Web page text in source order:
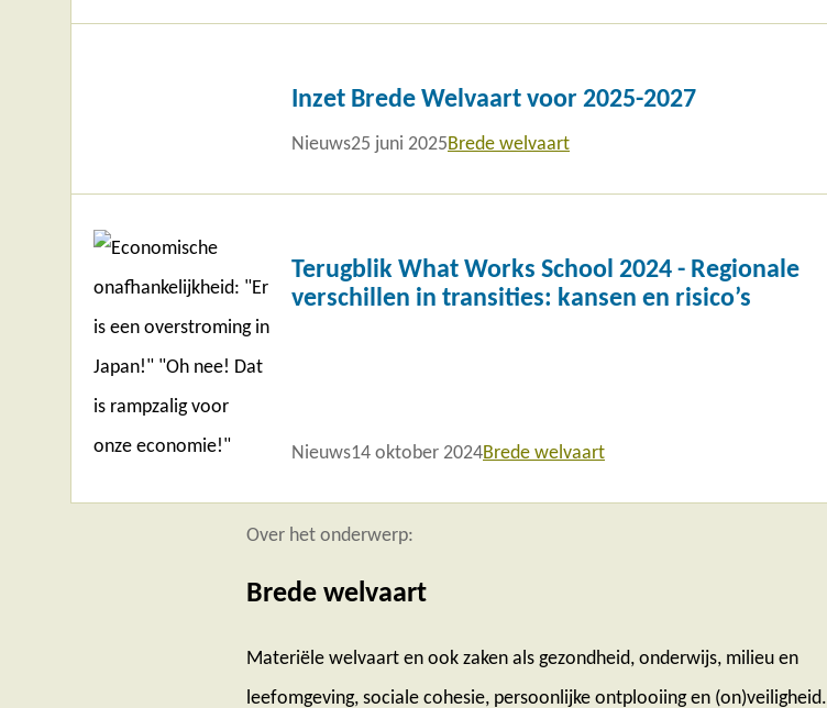
Inzet Brede Welvaart voor 2025-2027
Nieuws25 juni 2025Brede welvaart
Terugblik What Works School 2024 - Regionale
verschillen in transities: kansen en risico’s
Nieuws14 oktober 2024Brede welvaart
meer
Over het onderwerp:
Brede welvaart
Materiële welvaart en ook zaken als gezondheid, onderwijs, milieu en
leefomgeving, sociale cohesie, persoonlijke ontplooiing en (on)veiligheid.